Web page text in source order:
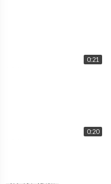
0:21
0:20